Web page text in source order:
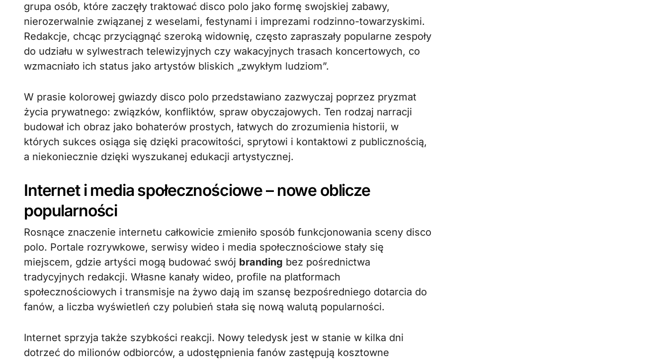
grupa osób, które zaczęły traktować disco polo jako formę swojskiej zabawy,
nierozerwalnie związanej z weselami, festynami i imprezami rodzinno-towarzyskimi.
Redakcje, chcąc przyciągnąć szeroką widownię, często zapraszały popularne zespoły
do udziału w sylwestrach telewizyjnych czy wakacyjnych trasach koncertowych, co
wzmacniało ich status jako artystów bliskich „zwykłym ludziom”.
W prasie kolorowej gwiazdy disco polo przedstawiano zazwyczaj poprzez pryzmat
życia prywatnego: związków, konfliktów, spraw obyczajowych. Ten rodzaj narracji
budował ich obraz jako bohaterów prostych, łatwych do zrozumienia historii, w
których sukces osiąga się dzięki pracowitości, sprytowi i kontaktowi z publicznością,
a niekoniecznie dzięki wyszukanej edukacji artystycznej.
Internet i media społecznościowe – nowe oblicze
popularności
Rosnące znaczenie internetu całkowicie zmieniło sposób funkcjonowania sceny disco
polo. Portale rozrywkowe, serwisy wideo i media społecznościowe stały się
miejscem, gdzie artyści mogą budować swój branding bez pośrednictwa
tradycyjnych redakcji. Własne kanały wideo, profile na platformach
społecznościowych i transmisje na żywo dają im szansę bezpośredniego dotarcia do
fanów, a liczba wyświetleń czy polubień stała się nową walutą popularności.
Internet sprzyja także szybkości reakcji. Nowy teledysk jest w stanie w kilka dni
dotrzeć do milionów odbiorców, a udostępnienia fanów zastępują kosztowne